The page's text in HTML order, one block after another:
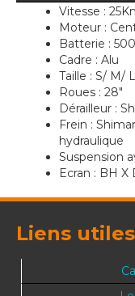
Vitesse :
Moteur :
Batterie :
Cadre : Alu
Taille : S/ M/ L
Roues : 28"
Dérailleur :
Frein :
hydraulique
Suspension
Ecran : BH X
Liens utiles